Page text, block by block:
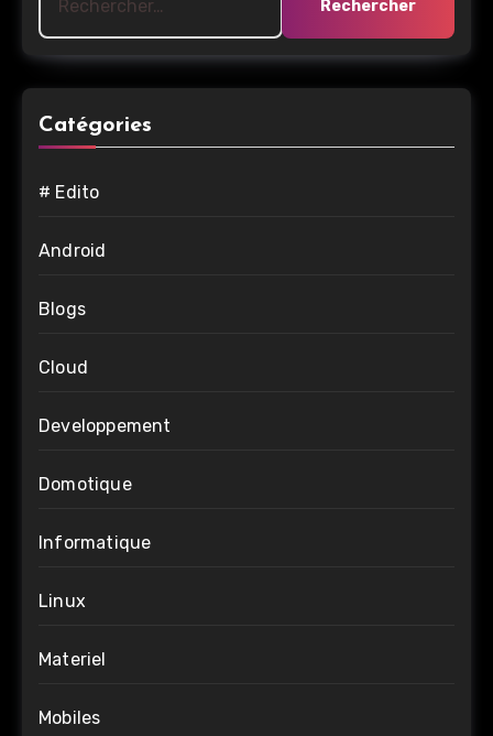
Catégories
# Edito
Android
Blogs
Cloud
Developpement
Domotique
Informatique
Linux
Materiel
Mobiles